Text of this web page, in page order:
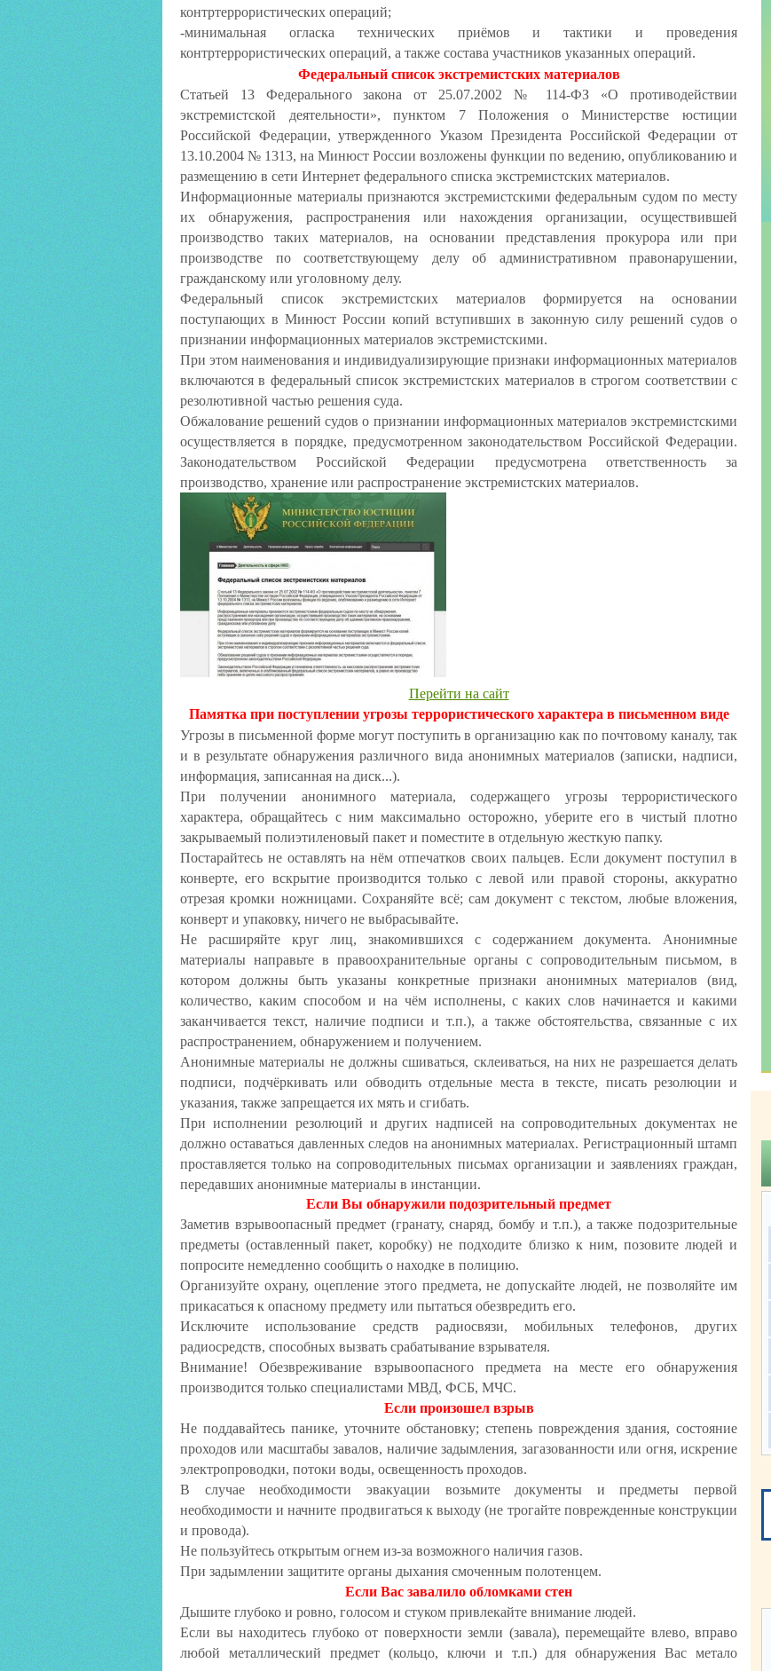
контртеррористических операций;
-минимальная огласка технических приёмов и тактики и проведения
контртеррористических операций, а также состава участников указанных операций.
Федеральный список экстремистских материалов
Статьей 13 Федерального закона от 25.07.2002 № 114-ФЗ «О противодействии
экстремистской деятельности», пунктом 7 Положения о Министерстве юстиции
Российской Федерации, утвержденного Указом Президента Российской Федерации от
13.10.2004 № 1313, на Минюст России возложены функции по ведению, опубликованию и
размещению в сети Интернет федерального списка экстремистских материалов.
Информационные материалы признаются экстремистскими федеральным судом по месту
их обнаружения, распространения или нахождения организации, осуществившей
производство таких материалов, на основании представления прокурора или при
производстве по соответствующему делу об административном правонарушении,
гражданскому или уголовному делу.
Федеральный список экстремистских материалов формируется на основании
поступающих в Минюст России копий вступивших в законную силу решений судов о
признании информационных материалов экстремистскими.
При этом наименования и индивидуализирующие признаки информационных материалов
включаются в федеральный список экстремистских материалов в строгом соответствии с
резолютивной частью решения суда.
Обжалование решений судов о признании информационных материалов экстремистскими
осуществляется в порядке, предусмотренном законодательством Российской Федерации.
Законодательством Российской Федерации предусмотрена ответственность за
производство, хранение или распространение экстремистских материалов.
Перейти на сайт
Памятка при поступлении угрозы террористического характера в письменном виде
Угрозы в письменной форме могут поступить в организацию как по почтовому каналу, так
и в результате обнаружения различного вида анонимных материалов (записки, надписи,
информация, записанная на диск...).
При получении анонимного материала, содержащего угрозы террористического
характера, обращайтесь с ним максимально осторожно, уберите его в чистый плотно
закрываемый полиэтиленовый пакет и поместите в отдельную жесткую папку.
Постарайтесь не оставлять на нём отпечатков своих пальцев. Если документ поступил в
конверте, его вскрытие производится только с левой или правой стороны, аккуратно
отрезая кромки ножницами. Сохраняйте всё; сам документ с текстом, любые вложения,
конверт и упаковку, ничего не выбрасывайте.
Не расширяйте круг лиц, знакомившихся с содержанием документа. Анонимные
материалы направьте в правоохранительные органы с сопроводительным письмом, в
котором должны быть указаны конкретные признаки анонимных материалов (вид,
количество, каким способом и на чём исполнены, с каких слов начинается и какими
заканчивается текст, наличие подписи и т.п.), а также обстоятельства, связанные с их
распространением, обнаружением и получением.
Анонимные материалы не должны сшиваться, склеиваться, на них не разрешается делать
подписи, подчёркивать или обводить отдельные места в тексте, писать резолюции и
указания, также запрещается их мять и сгибать.
При исполнении резолюций и других надписей на сопроводительных документах не
должно оставаться давленных следов на анонимных материалах. Регистрационный штамп
проставляется только на сопроводительных письмах организации и заявлениях граждан,
передавших анонимные материалы в инстанции.
Если Вы обнаружили подозрительный предмет
Заметив взрывоопасный предмет (гранату, снаряд, бомбу и т.п.), а также подозрительные
предметы (оставленный пакет, коробку) не подходите близко к ним, позовите людей и
попросите немедленно сообщить о находке в полицию.
Организуйте охрану, оцепление этого предмета, не допускайте людей, не позволяйте им
прикасаться к опасному предмету или пытаться обезвредить его.
Исключите использование средств радиосвязи, мобильных телефонов, других
радиосредств, способных вызвать срабатывание взрывателя.
Внимание!Обезвреживание взрывоопасного предмета на месте его обнаружения
производится только специалистами МВД, ФСБ, МЧС.
Если произошел взрыв
Не поддавайтесь панике, уточните обстановку; степень повреждения здания, состояние
проходов или масштабы завалов, наличие задымления, загазованности или огня, искрение
электропроводки, потоки воды, освещенность проходов.
В случае необходимости эвакуации возьмите документы и предметы первой
необходимости и начните продвигаться к выходу (не трогайте поврежденные конструкции
и провода).
Не пользуйтесь открытым огнем из-за возможного наличия газов.
При задымлении защитите органы дыхания смоченным полотенцем.
Если Вас завалило обломками стен
Дышите глубоко и ровно, голосом и стуком привлекайте внимание людей.
Если вы находитесь глубоко от поверхности земли (завала), перемещайте влево, вправо
любой металлический предмет (кольцо, ключи и т.п.) для обнаружения Вас метало